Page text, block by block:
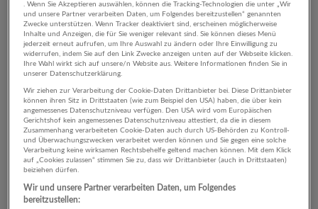
5 Bau Informatik / IT
Unternehmen
. Wenn Sie Akzeptieren auswählen, können die Tracking-Technologien die unter „Wir
und unsere Partner verarbeiten Daten, um Folgendes bereitzustellen“ genannten
Zwecke unterstützen. Wenn Tracker deaktiviert sind, erscheinen möglicherweise
Inhalte und Anzeigen, die für Sie weniger relevant sind. Sie können dieses Menü
jederzeit erneut aufrufen, um Ihre Auswahl zu ändern oder Ihre Einwilligung zu
widerrufen, indem Sie auf den Link Zwecke anzeigen unten auf der Webseite klicken.
Ihre Wahl wirkt sich auf unsere/n Website aus. Weitere Informationen finden Sie in
unserer Datenschutzerklärung.
Wir ziehen zur Verarbeitung der Cookie-Daten Drittanbieter bei. Diese Drittanbieter
können ihren Sitz in Drittstaaten (wie zum Beispiel den USA) haben, die über kein
angemessenes Datenschutzniveau verfügen. Den USA wird vom Europäischen
Gerichtshof kein angemessenes Datenschutzniveau attestiert, da die in diesem
Zusammenhang verarbeiteten Cookie-Daten auch durch US-Behörden zu Kontroll-
und Überwachungszwecken verarbeitet werden können und Sie gegen eine solche
Verarbeitung keine wirksamen Rechtsbehelfe geltend machen können. Mit dem Klick
auf „Cookies zulassen“ stimmen Sie zu, dass wir Drittanbieter (auch in Drittstaaten)
beiziehen dürfen.
Wir und unsere Partner verarbeiten Daten, um Folgendes
bereitzustellen: